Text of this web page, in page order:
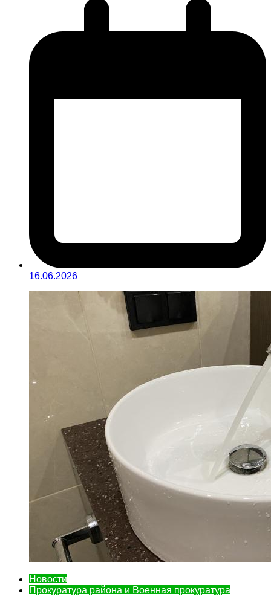
16.06.2026
Новости
Прокуратура района и Военная прокуратура